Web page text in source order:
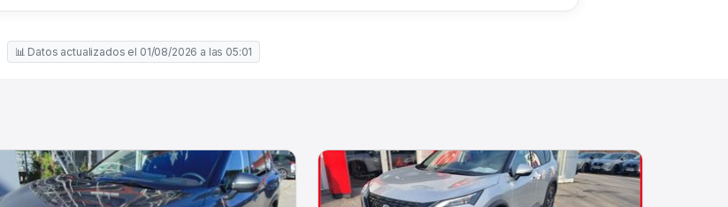
📊 Datos actualizados el 01/08/2026 a las 05:01